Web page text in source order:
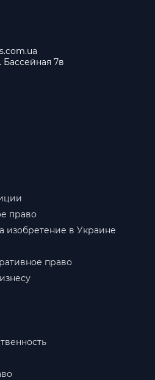
Бассейная 7в
право
изобретение в Украине
право